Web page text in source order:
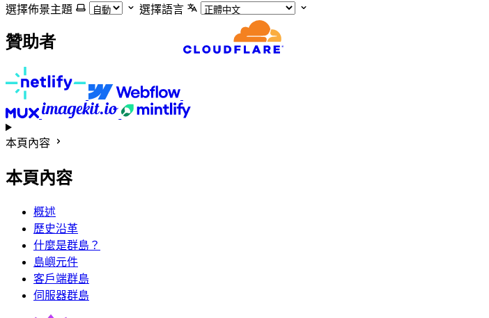
選擇佈景主題
選擇語言
贊助者
本頁內容
本頁內容
概述
歷史沿革
什麼是群島？
島嶼元件
客戶端群島
伺服器群島